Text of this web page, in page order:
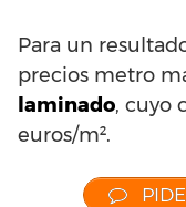
Para un
precios metro
laminado, cuyo
euros/m².